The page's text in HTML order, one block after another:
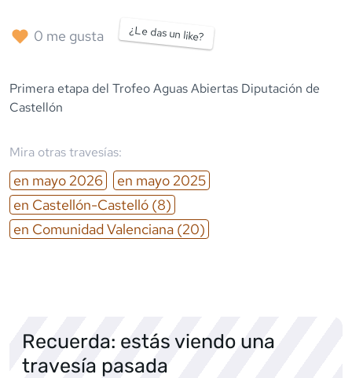
0 me gusta ¿Le das un like?
Primera etapa del Trofeo Aguas Abiertas Diputación de
Castellón
Mira otras travesías:
en mayo 2026 en mayo 2025
en Castellón-Castelló (8)
en Comunidad Valenciana (20)
Recuerda: estás viendo una
travesía pasada